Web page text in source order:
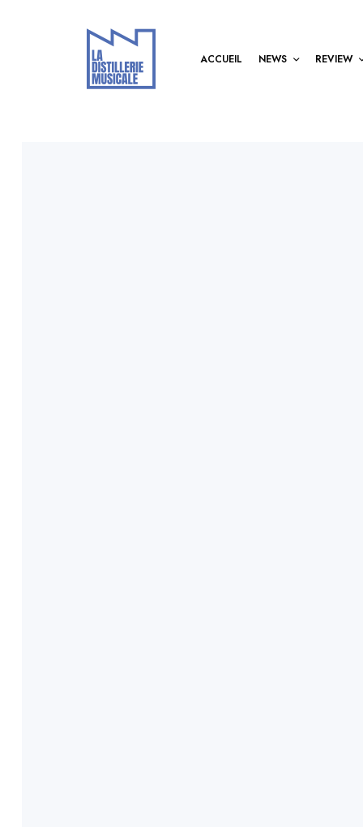
ACCUEIL NEWS REVIEW